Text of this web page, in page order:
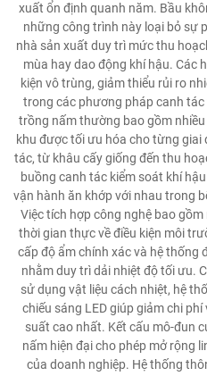
xuất ổn định quanh năm. Bầu
những công trình này loại bỏ sự
nhà sản xuất duy trì mức thu
mùa hay dao động khí hậu. Các
kiện vô trùng, giảm thiểu rủi ro
trong các phương pháp canh
trồng nấm thường bao gồm
khu được tối ưu hóa cho từng
tác, từ khâu cấy giống đến thu
buồng canh tác kiểm soát khí
vận hành ăn khớp với nhau trong
Việc tích hợp công nghệ bao
thời gian thực về điều kiện môi
cấp độ ẩm chính xác và hệ thống
nhằm duy trì dải nhiệt độ tối ưu.
sử dụng vật liệu cách nhiệt, hệ
chiếu sáng LED giúp giảm chi
suất cao nhất. Kết cấu mô-đun
nấm hiện đại cho phép mở rộng
của doanh nghiệp. Hệ thống